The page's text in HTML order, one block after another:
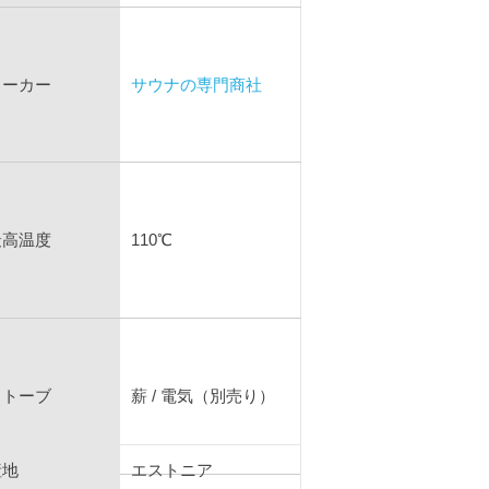
カー サウナの専門商社
温度 110℃
ーブ 薪 / 電気（別売り）
エストニア